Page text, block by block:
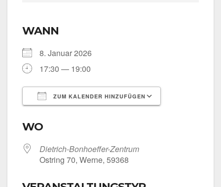
WANN
8. Janu­ar 2026
17:30 — 19:00
ZUM KALENDER HINZUFÜGEN
WO
Dietrich-Bonhoeffer-Zentrum
Ost­ring 70, Wer­ne, 59368